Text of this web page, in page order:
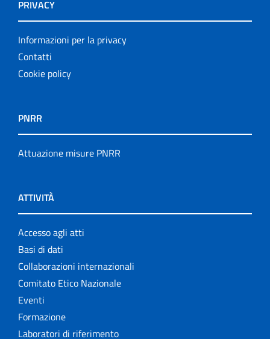
PRIVACY
Informazioni per la privacy
Contatti
Cookie policy
PNRR
Attuazione misure PNRR
ATTIVITÀ
Accesso agli atti
Basi di dati
Collaborazioni internazionali
Comitato Etico Nazionale
Eventi
Formazione
Laboratori di riferimento